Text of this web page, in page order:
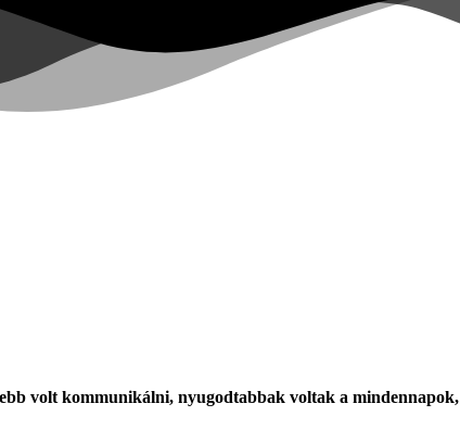
volt kommunikálni, nyugodtabbak voltak a